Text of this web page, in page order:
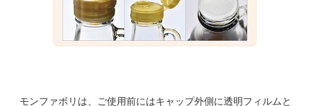
モンファボリは、ご使用前にはキャップ外側に透明フィルムと